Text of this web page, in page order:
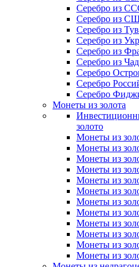
Серебро из
Серебро из
Серебро из
Серебро из
Серебро из
Серебро из
Серебро
Серебро
Серебро
Монеты из золота
золото
Монеты из
Монеты из
Монеты из
Монеты из
Монеты из
Монеты из
Монеты из
Монеты из
Монеты из
Монеты из
Монеты из
Монеты из